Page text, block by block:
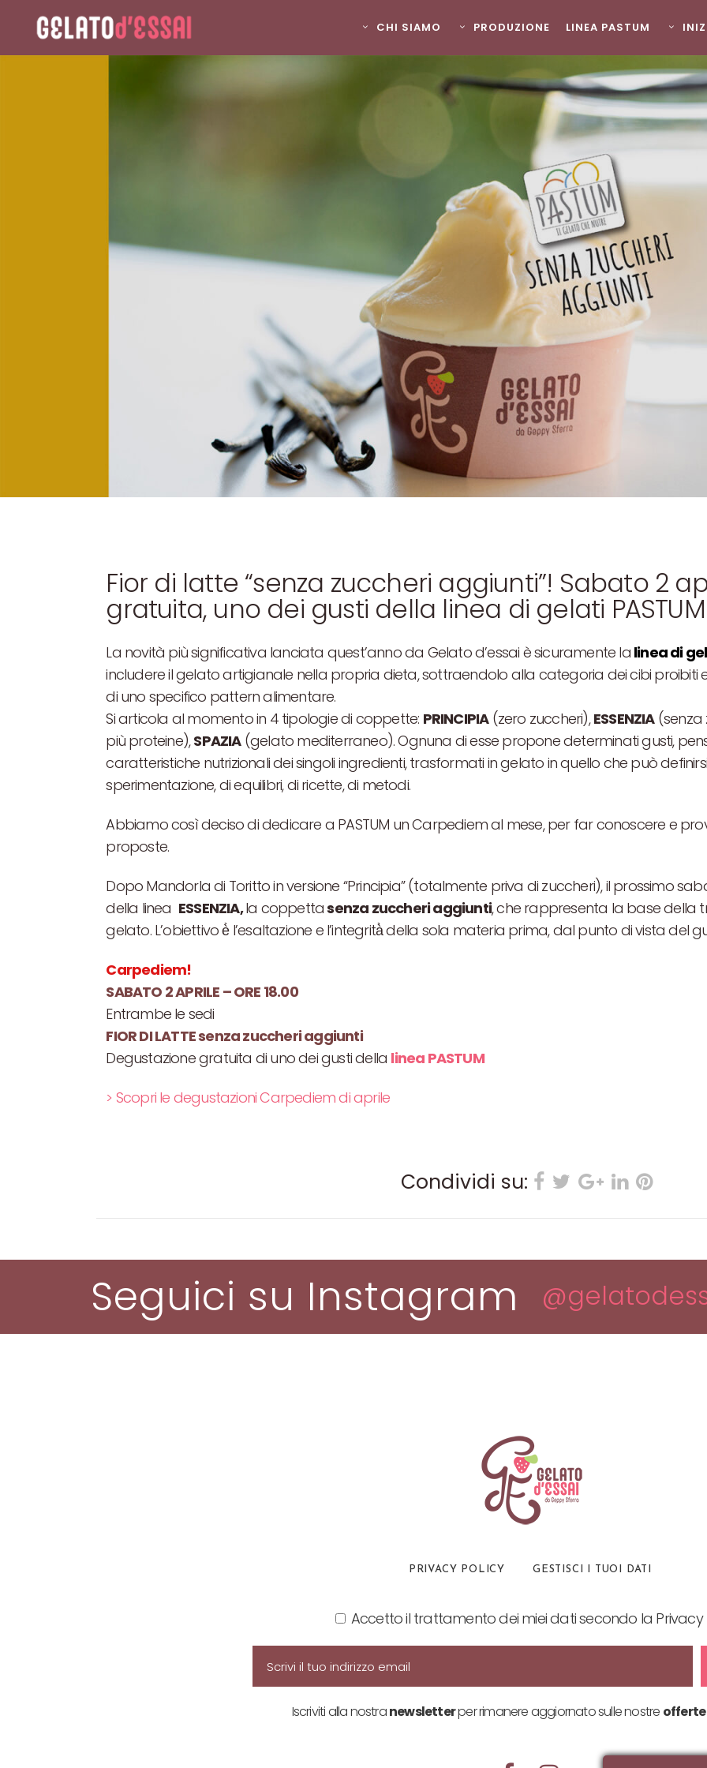
CHI SIAMO PRODUZIONE LINEA PASTUM
Fior di latte “senza zuccheri aggiunti”! Sabato 2
gratuita, uno dei gusti della linea di gelati
La novità più significativa lanciata quest’anno da Gelato d’essai è sicuramente la linea di
includere il gelato artigianale nella propria dieta, sottraendolo alla categoria dei cibi proibiti
di uno specifico pattern alimentare.
Si articola al momento in 4 tipologie di coppette: PRINCIPIA(zero zuccheri),ESSENZIA(senza
più proteine),SPAZIA(gelato mediterraneo). Ognuna di esse propone determinati gusti,
caratteristiche nutrizionali dei singoli ingredienti, trasformati in gelato in quello che può
sperimentazione, di equilibri, di ricette, di metodi.
Abbiamo così deciso di dedicare a PASTUM un Carpediem al mese, per far conoscere e
proposte.
Dopo Mandorla di Toritto in versione “Principia” (totalmente priva di zuccheri), il prossimo
della linea ESSENZIA,la coppettasenza zuccheri aggiunti, che rappresenta la base della
gelato. L’obiettivo è̀ l’esaltazione e l’integrità̀ della sola materia prima, dal punto di vista del
Carpediem!
SABATO 2 APRILE – ORE 18.00
Entrambe le sedi
FIOR DI LATTE senzazuccheriaggiunti
Degustazione gratuita di uno dei gusti della linea PASTUM
> Scopri le degustazioni Carpediem di aprile
Condividi su:
Seguici su Instagram
PRIVACY POLICY GESTISCI I TUOI DATI
Accetto il trattamento dei miei dati secondo la Privacy
Iscriviti alla nostranewsletterper rimanere aggiornato sulle nostre